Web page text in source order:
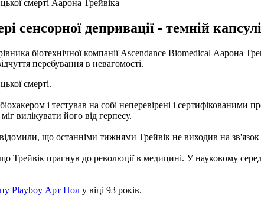
смерті Аарона Трейвіка
сенсорної депривації - темній
біотехнічної компанії Ascendance Biomedical Аарона
перебування в невагомості.
смерті.
і тестував на собі неперевірені і
вилікувати його від герпесу.
що останніми тижнями Трейвік не виходив на зв'язок
Трейвік прагнув до революції в медицині. У науковому
Playboy Арт Пол у віці 93 років.